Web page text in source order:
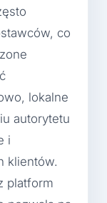
co
lokalne
autorytetu
i
klientów.
platform